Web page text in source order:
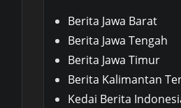
Berita Jawa Barat
Berita Jawa Tengah
Berita Jawa Timur
Berita Kalimantan
Kedai Berita